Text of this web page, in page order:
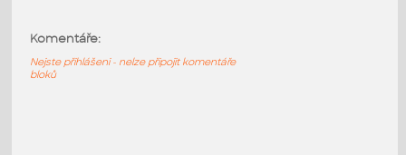
DWG Plechy
Komentáře:
Nejste přihlášeni - nelze připojit komentáře
bloků